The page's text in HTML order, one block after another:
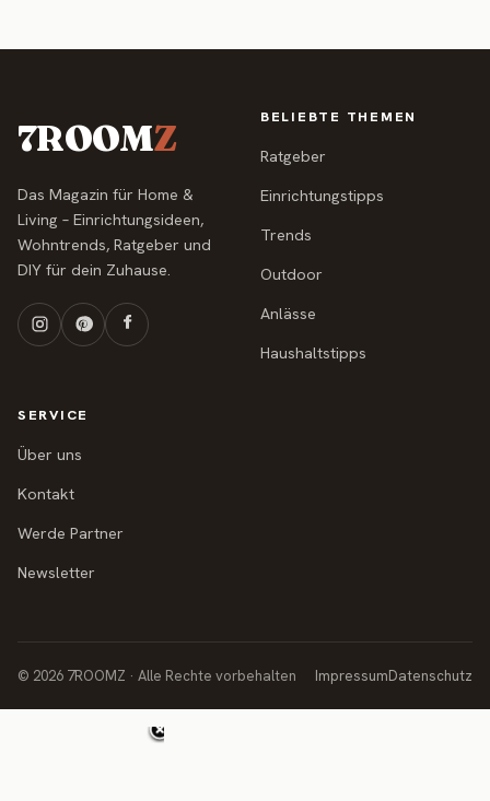
7ROOMZ
Das Magazin für Home &
Living – Einrichtungsideen,
Wohntrends, Ratgeber und
DIY für dein Zuhause.
BELIEBTE THEMEN
Ratgeber
Einrichtungstipps
Trends
Outdoor
Anlässe
Haushaltstipps
SERVICE
Über uns
Kontakt
Werde Partner
Newsletter
© 2026 7ROOMZ · Alle Rechte vorbehalten ImpressumDatenschutz